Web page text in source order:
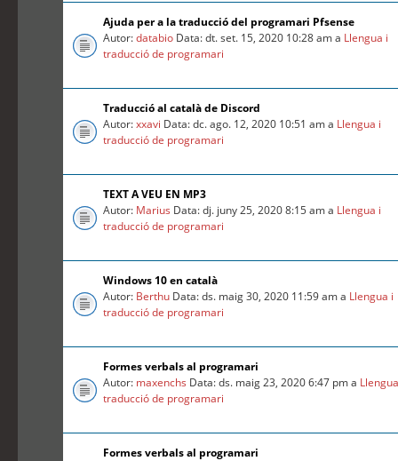
Ajuda per a la traducció del programari Pfsense
Autor:databio Data: dt. set. 15, 2020 10:28 am a Llengua i
traducció de programari
Traducció al català de Discord
Autor:xxavi Data: dc. ago. 12, 2020 10:51 am a Llengua i
traducció de programari
TEXT A VEU EN MP3
Autor: Marius Data: dj. juny 25, 2020 8:15 am a Llengua i
traducció de programari
Windows 10 en català
Autor: Berthu Data: ds. maig 30, 2020 11:59 am a Llengua i
traducció de programari
Formes verbals al programari
Autor: maxenchs Data: ds. maig 23, 2020 6:47 pm a
traducció de programari
Formes verbals al programari